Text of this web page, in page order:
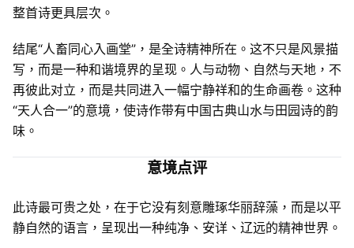
整首诗更具层次。
结尾“人畜同心入画堂”，是全诗精神所在。这不只是风景描
写，而是一种和谐境界的呈现。人与动物、自然与天地，不
再彼此对立，而是共同进入一幅宁静祥和的生命画卷。这种
“天人合一”的意境，使诗作带有中国古典山水与田园诗的韵
味。
意境点评
此诗最可贵之处，在于它没有刻意雕琢华丽辞藻，而是以平
静自然的语言，呈现出一种纯净、安详、辽远的精神世界。